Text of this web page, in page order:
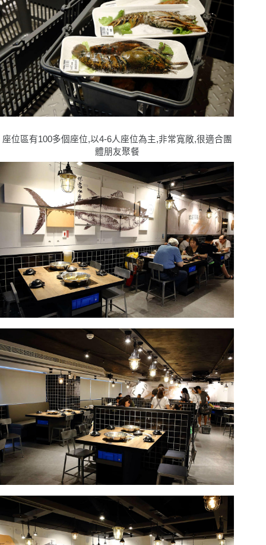
座位區有100多個座位,以4-6人座位為主,非常寬敞,很適合團
體朋友聚餐